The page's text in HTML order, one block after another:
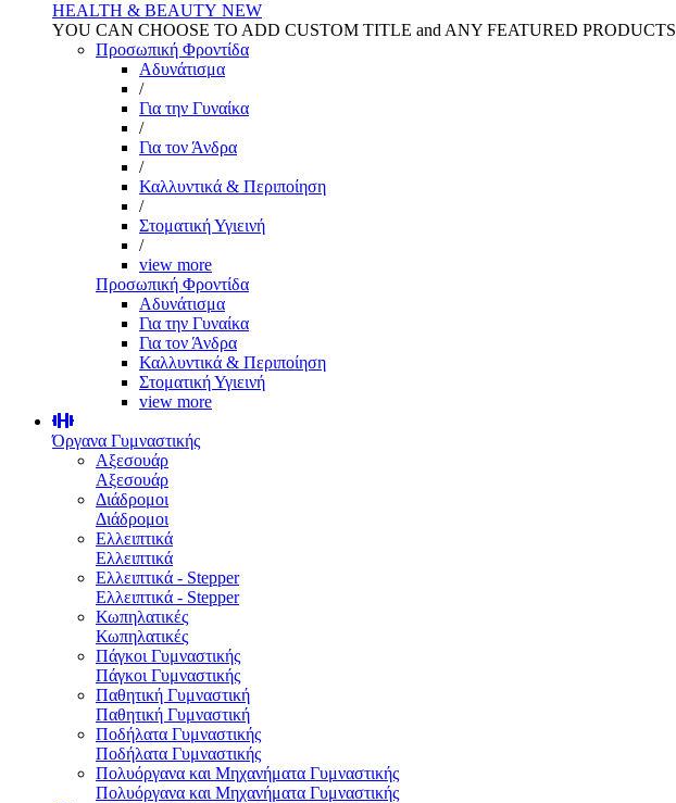
HEALTH & BEAUTY NEW
YOU CAN CHOOSE TO ADD CUSTOM TITLE and ANY FEATURED PRODUCTS
Προσωπική Φροντίδα
Αδυνάτισμα
/
Για την Γυναίκα
/
Για τον Άνδρα
/
Καλλυντικά & Περιποίηση
/
Στοματική Υγιεινή
/
view more
Προσωπική Φροντίδα
Αδυνάτισμα
Για την Γυναίκα
Για τον Άνδρα
Καλλυντικά & Περιποίηση
Στοματική Υγιεινή
view more
Όργανα Γυμναστικής
Αξεσουάρ
Αξεσουάρ
Διάδρομοι
Διάδρομοι
Ελλειπτικά
Ελλειπτικά
Ελλειπτικά - Stepper
Ελλειπτικά - Stepper
Κωπηλατικές
Κωπηλατικές
Πάγκοι Γυμναστικής
Πάγκοι Γυμναστικής
Παθητική Γυμναστική
Παθητική Γυμναστική
Ποδήλατα Γυμναστικής
Ποδήλατα Γυμναστικής
Πολυόργανα και Μηχανήματα Γυμναστικής
Πολυόργανα και Μηχανήματα Γυμναστικής